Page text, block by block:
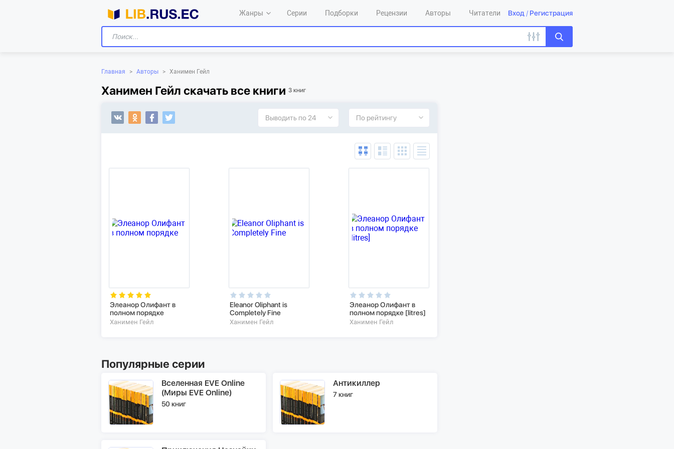
Жанры Серии Подборки Рецензии Авторы Читатели Вход / Регистрация
Главная > Авторы > Ханимен Гейл
Ханимен Гейл скачать все книги 3 книг
Выводить по 24 По рейтингу
Элеанор Олифант в
полном порядке
Ханимен Гейл
Eleanor Oliphant is
Completely Fine
Ханимен Гейл
Элеанор Олифант в
полном порядке [litres]
Ханимен Гейл
Популярные серии
Вселенная EVE Online
(Миры EVE Online)
50 книг
Антикиллер
7 книг